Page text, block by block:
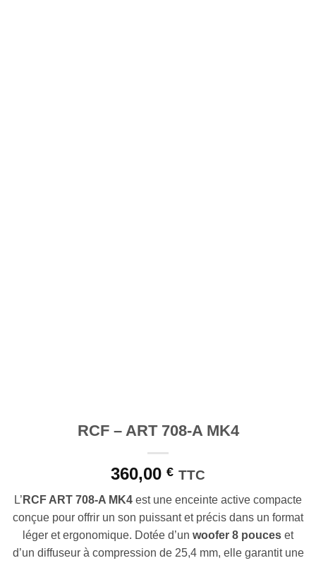
RCF – ART 708-A MK4
360,00 € TTC
L’ RCF ART 708-A MK4 est une enceinte active compacte
conçue pour offrir un son puissant et précis dans un format
léger et ergonomique. Dotée d’un woofer 8 pouces et
d’un diffuseur à compression de 25,4 mm, elle garantit une